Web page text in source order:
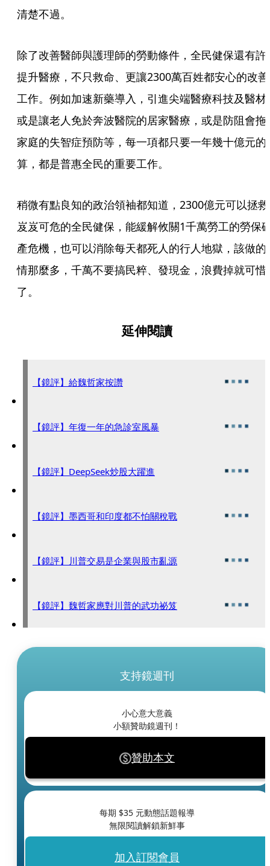
清楚不過。
除了改善醫師與護理師的勞動條件，全民健保還有許
提升醫療，不只救命、更讓2300萬百姓都安心的改善
工作。例如加速新藥導入，引進尖端醫療科技及醫材
或是讓老人免於奔波醫院的居家醫療，或是防阻會拖
家庭的失智症預防等，每一項都只要一年幾十億元的
算，都是普惠全民的重要工作。
稍微有點良知的政治領袖都知道，2300億元可以拯救
岌岌可危的全民健保，能緩解攸關1千萬勞工的勞保
產危機，也可以消除每天都死人的行人地獄，該做的
情那麼多，千萬不要搞民粹、發現金，浪費掉就可惜
了。
延伸閱讀
【鏡評】給魏哲家按讚
【鏡評】年復一年的急診室風暴
【鏡評】DeepSeek炒股大躍進
【鏡評】墨西哥和印度都不怕關稅戰
【鏡評】川普交易是企業與股市亂源
【鏡評】魏哲家應對川普的武功祕笈
支持鏡週刊
小心意大意義
小額贊助鏡週刊！
贊助本文
每期 $35 元動態話題報導
無限閱讀解鎖新鮮事
加入訂閱會員